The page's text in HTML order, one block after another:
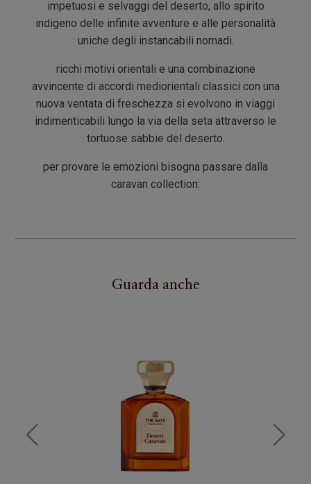
impetuosi e selvaggi del deserto, allo spirito
indigeno delle infinite avventure e alle personalità
uniche degli instancabili nomadi.
ricchi motivi orientali e una combinazione
avvincente di accordi mediorientali classici con una
nuova ventata di freschezza si evolvono in viaggi
indimenticabili lungo la via della seta attraverso le
tortuose sabbie del deserto.
per provare le emozioni bisogna passare dalla
caravan collection:
Guarda anche